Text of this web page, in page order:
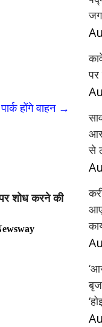
होंगे वाहन →
शोध करने की
से